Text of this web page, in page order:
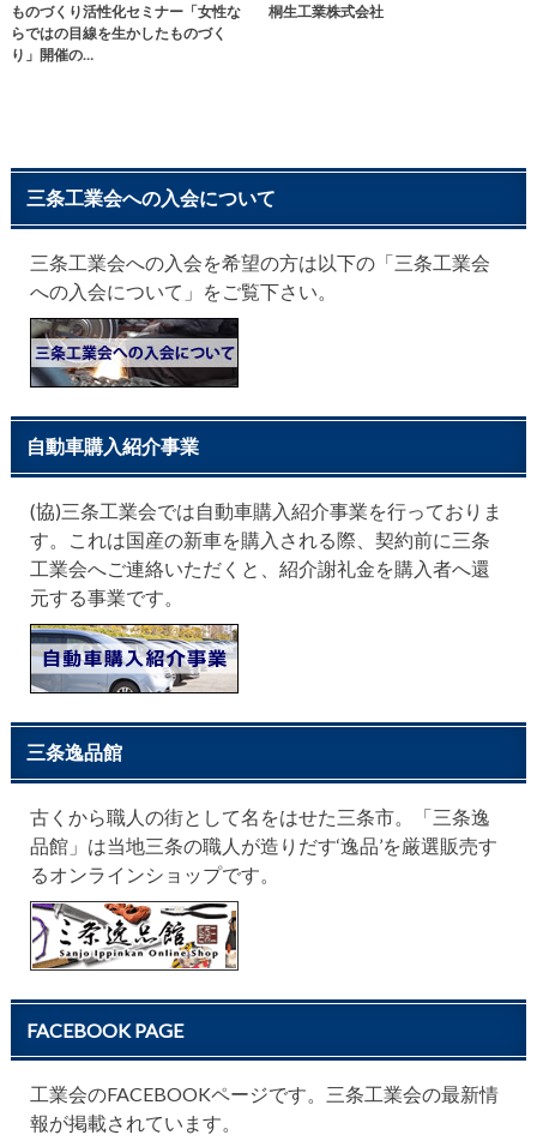
ものづくり活性化セミナー「女性な
らではの目線を生かしたものづく
り」開催の…
桐生工業株式会社
三条工業会への入会について
三条工業会への入会を希望の方は以下の「三条工業会
への入会について」をご覧下さい。
自動車購入紹介事業
(協)三条工業会では自動車購入紹介事業を行っておりま
す。これは国産の新車を購入される際、契約前に三条
工業会へご連絡いただくと、紹介謝礼金を購入者へ還
元する事業です。
三条逸品館
古くから職人の街として名をはせた三条市。「三条逸
品館」は当地三条の職人が造りだす‘逸品’を厳選販売す
るオンラインショップです。
FACEBOOK PAGE
工業会のFACEBOOKページです。三条工業会の最新情
報が掲載されています。